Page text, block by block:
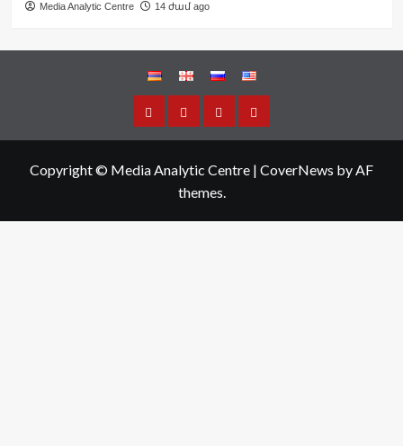
Media Analytic Centre 14 ժամ ago
Copyright © Media Analytic Centre | CoverNews by AF
themes.